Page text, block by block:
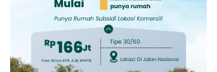
dan Outbound Leadership pada Siswa
Sekolah Rakyat Kabupaten Brebes
Agustus 6, 2026
Sinergi Lintas Instansi, Brebes Siaga
Lindungi Warga dari Kekeringan dan
Karhutla